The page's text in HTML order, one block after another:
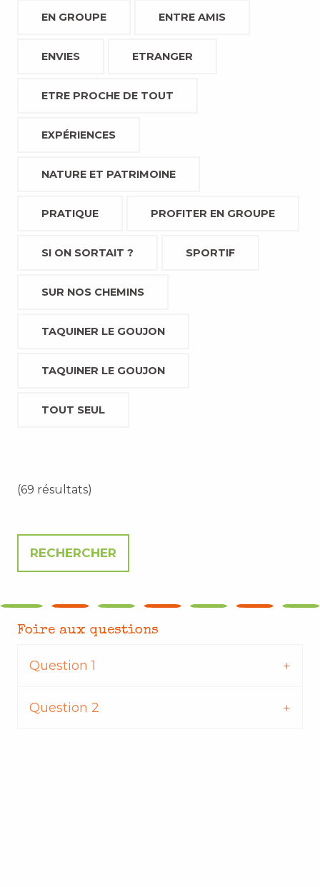
EN GROUPE ENTRE AMIS
ENVIES ETRANGER
ETRE PROCHE DE TOUT
EXPÉRIENCES
NATURE ET PATRIMOINE
PRATIQUE PROFITER EN GROUPE
SI ON SORTAIT ? SPORTIF
SUR NOS CHEMINS
TAQUINER LE GOUJON
TAQUINER LE GOUJON
TOUT SEUL
(69 résultats)
Foire aux questions
Question 1
Question 2